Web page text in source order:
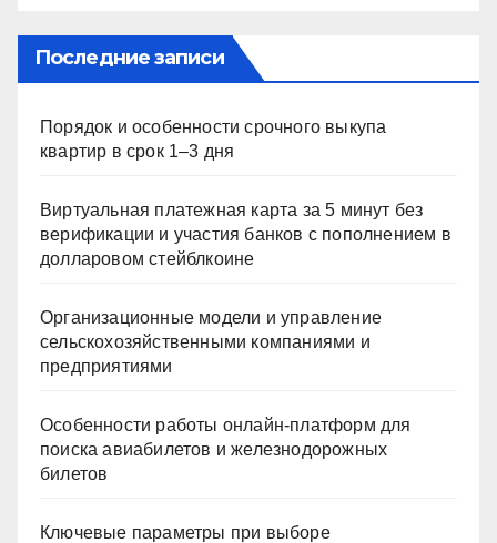
ki
Последние записи
Порядок и особенности срочного выкупа
квартир в срок 1–3 дня
Виртуальная платежная карта за 5 минут без
верификации и участия банков с пополнением в
долларовом стейблкоине
Организационные модели и управление
сельскохозяйственными компаниями и
предприятиями
Особенности работы онлайн-платформ для
поиска авиабилетов и железнодорожных
билетов
Ключевые параметры при выборе